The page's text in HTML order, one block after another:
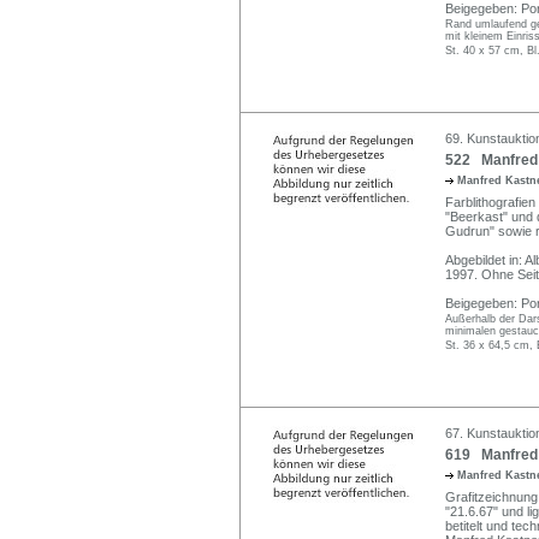
Beigegeben:
Rand umlaufend
mit kleinem
St. 40 x 57 cm,
69.
522 Manfred
Manfred
"Beerkast" und
Gudrun" sowie
Abgebildet in:
1997. Ohne
Beigegeben:
Außerhalb der
minimalen
St. 36 x 64,5 cm,
67.
619 Manfred
Manfred
"21.6.67" und
betitelt und